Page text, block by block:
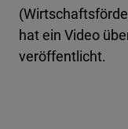
hat ein Video
veröffentlicht.